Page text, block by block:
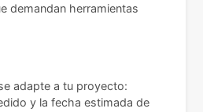
demandan herramientas
adapte a tu proyecto:
y la fecha estimada de